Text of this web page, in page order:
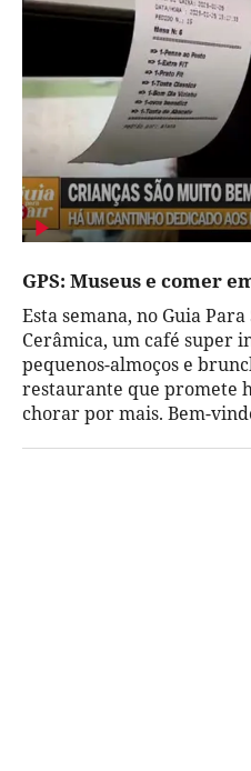
GPS: Museus e comer
Esta semana, no Guia
Cerâmica, um café super
pequenos-almoços e
restaurante que promete
chorar por mais. Bem-